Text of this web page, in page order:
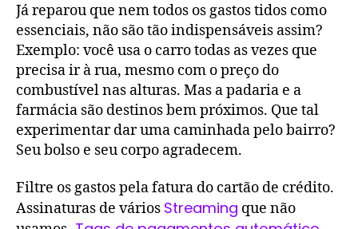
Já reparou que nem todos os gastos tidos como
essenciais, não são tão indispensáveis assim?
Exemplo: você usa o carro todas as vezes que
precisa ir à rua, mesmo com o preço do
combustível nas alturas. Mas a padaria e a
farmácia são destinos bem próximos. Que tal
experimentar dar uma caminhada pelo bairro?
Seu bolso e seu corpo agradecem.
Filtre os gastos pela fatura do cartão de crédito.
Assinaturas de vários Streaming que não